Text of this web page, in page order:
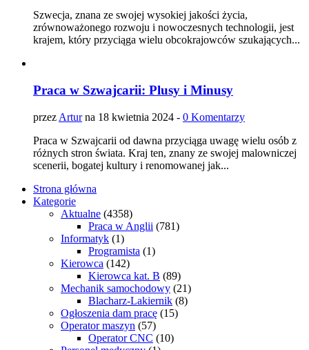
Szwecja, znana ze swojej wysokiej jakości życia,
zrównoważonego rozwoju i nowoczesnych technologii, jest
krajem, który przyciąga wielu obcokrajowców szukających...
Praca w Szwajcarii: Plusy i Minusy
przez Arturna 18 kwietnia 2024 - 0 Komentarzy
Praca w Szwajcarii od dawna przyciąga uwagę wielu osób z
różnych stron świata. Kraj ten, znany ze swojej malowniczej
scenerii, bogatej kultury i renomowanej jak...
Strona główna
Kategorie
Aktualne (4358)
Praca w Anglii (781)
Informatyk (1)
Programista (1)
Kierowca (142)
Kierowca kat. B (89)
Mechanik samochodowy (21)
Blacharz-Lakiernik (8)
Ogłoszenia dam pracę (15)
Operator maszyn (57)
Operator CNC (10)